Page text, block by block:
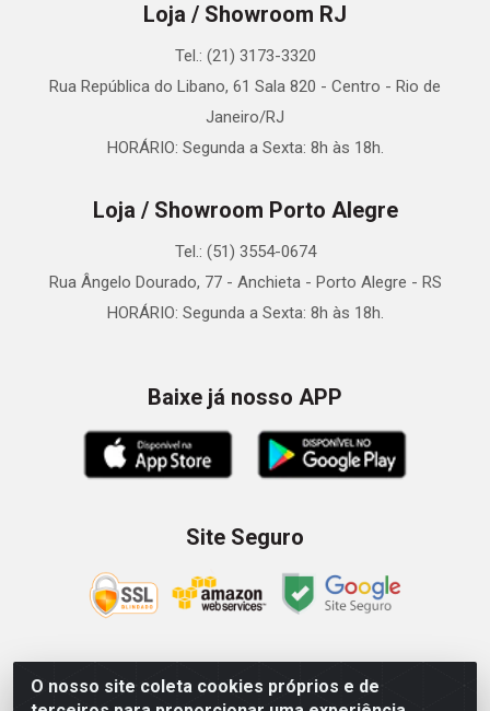
O nosso site coleta cookies próprios e de
Loja / Showroom RJ
Tel.: (21) 3173-3320
Rua República do Libano, 61 Sala 820 - Centro - Rio de
Janeiro/RJ
HORÁRIO: Segunda a Sexta: 8h às 18h.
Loja / Showroom Porto Alegre
Tel.: (51) 3554-0674
Rua Ângelo Dourado, 77 - Anchieta - Porto Alegre - RS
HORÁRIO: Segunda a Sexta: 8h às 18h.
Baixe já nosso APP
Site Seguro
Zein Importação e Comércio LTDA - Av. Senador Queiróz, 274